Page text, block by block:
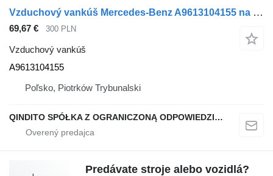
Vzduchový vankúš Mercedes-Benz A9613104155 na nákladného auta Mercedes-Benz ACTROS MP4
69,67 € 300 PLN
Vzduchový vankúš
A9613104155
Poľsko, Piotrków Trybunalski
QINDITO SPÓŁKA Z OGRANICZONĄ ODPOWIEDZIALNOŚCIĄ
Predávate stroje alebo vozidlá?